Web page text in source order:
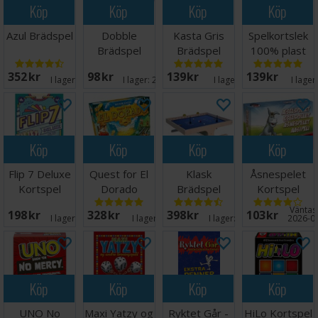
Köp
Azul Brädspel
352 SEK I lager: 20+
Köp
Dobble
Brädspel
98 SEK I lager:20+
Köp
Kasta Gris
Brädspel
139 SEK I lager:
Köp
Spelkortslek
100% plast
139 SEK I
Köp
Flip 7 Deluxe
Kortspel
198 SEK I lager: 20+
Köp
Quest for El
Dorado
Brädspel
328 SEK I lager: 13
Köp
Klask
Brädspel
398 SEK I lager: 20+
Köp
Åsnespelet
Kortspel
103 SEK 2026-
Köp
UNO No
Köp
Maxi Yatzy og
Köp
Ryktet Går -
Köp
HiLo Kortspel